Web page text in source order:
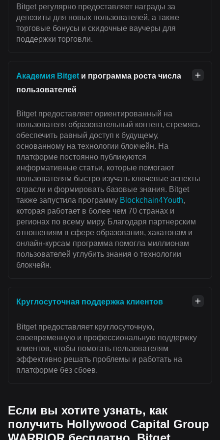
Bitget регулярно предоставляет награды за
депозиты для новых пользователей, а также
торговые бонусы и скидочные ваучеры для
поддержки торговли.
Академия Bitget и программа роста числа
пользователей
Bitget предоставляет ориентированный на
пользователя образовательный контент, стремясь
обеспечить равный доступ к будущему,
основанному на технологии блокчейн. На
платформе постоянно публикуются
информативные статьи, которые помогают
пользователям быстро изучать ключевые аспекты
отрасли и формировать базовые знания. Bitget
также запустила программу Blockchain4Youth,
которая работает в более чем 70 странах и
регионах по всему миру. Благодаря партнерским
отношениям в сфере образования, хакатонам и
онлайн-курсам программа помогла миллионам
пользователей углубить знания о технологии
блокчейн.
Круглосуточная поддержка клиентов
Bitget предоставляет круглосуточную,
своевременную и профессиональную поддержку
клиентов, чтобы помогать пользователям
эффективно решать проблемы и работать на
платформе без сбоев.
Если вы хотите узнать, как
получить Hollywood Capital Group